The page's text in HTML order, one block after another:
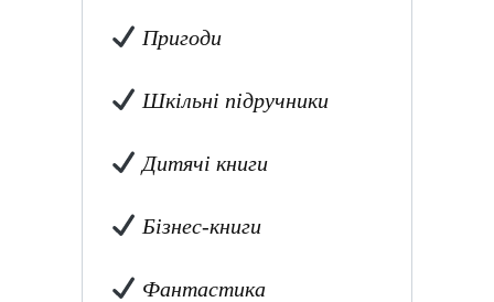
Пригоди
Шкільні підручники
Дитячі книги
Бізнес-книги
Фантастика